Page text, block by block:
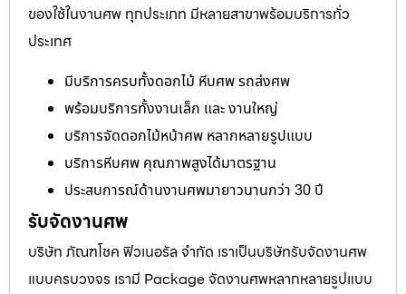
ของใช้ในงานศพ ทุกประเภท มีหลายสาขาพร้อมบริการทั่ว
ประเทศ
มีบริการครบทั้งดอกไม้ หีบศพ รถส่งศพ
พร้อมบริการทั้งงานเล็ก และ งานใหญ่
บริการจัดดอกไม้หน้าศพ หลากหลายรูปแบบ
บริการหีบศพ คุณภาพสูงได้มาตรฐาน
ประสบการณ์ด้านงานศพมายาวนานกว่า 30 ปี
รับจัดงานศพ
บริษัท ภัณฑโชค ฟิวเนอรัล จำกัด เราเป็นบริษัทรับจัดงานศพ
แบบครบวงจร เรามี Package จัดงานศพหลากหลายรูปแบบ